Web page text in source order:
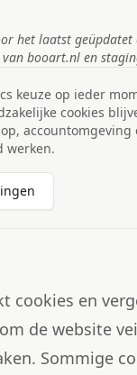
het laatst
booart.nl en
keuze op ieder
cookies
werken.
cookies en
de website
Sommige